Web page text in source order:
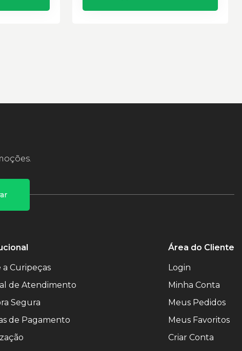
a Curipeças
de Atendimento
Segura
de Pagamento
Área do Cliente
Login
Minha Conta
Meus Pedidos
Meus Favoritos
Criar Conta